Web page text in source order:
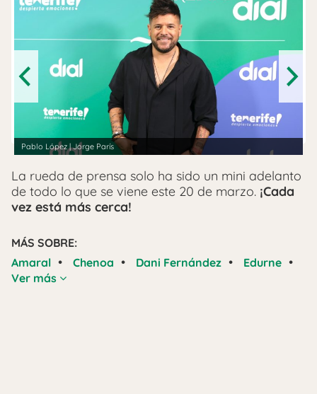
Pablo López | Jorge París
Previous
La rueda de prensa solo ha sido un mini adelanto
de todo lo que se viene este 20 de marzo. ¡Cada
vez está más cerca!
MÁS SOBRE:
Amaral • Chenoa • Dani Fernández • Edurne •
Ver más